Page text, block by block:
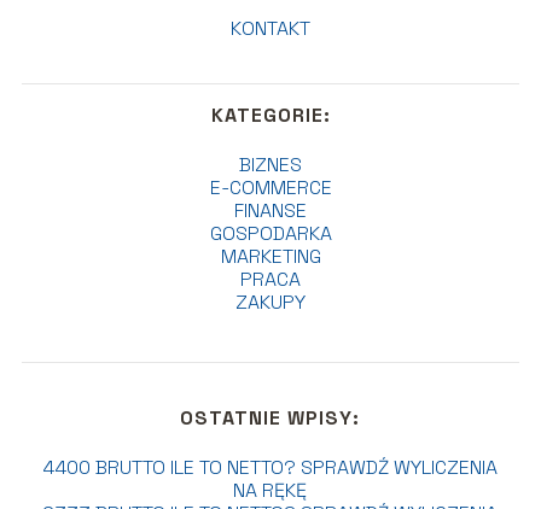
KONTAKT
KATEGORIE:
BIZNES
E-COMMERCE
FINANSE
GOSPODARKA
MARKETING
PRACA
ZAKUPY
OSTATNIE WPISY:
4400 BRUTTO ILE TO NETTO? SPRAWDŹ WYLICZENIA
NA RĘKĘ